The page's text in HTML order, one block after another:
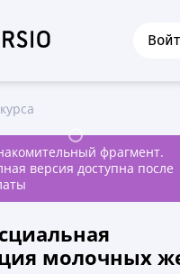
фрагмент.
версия доступна после
молочных